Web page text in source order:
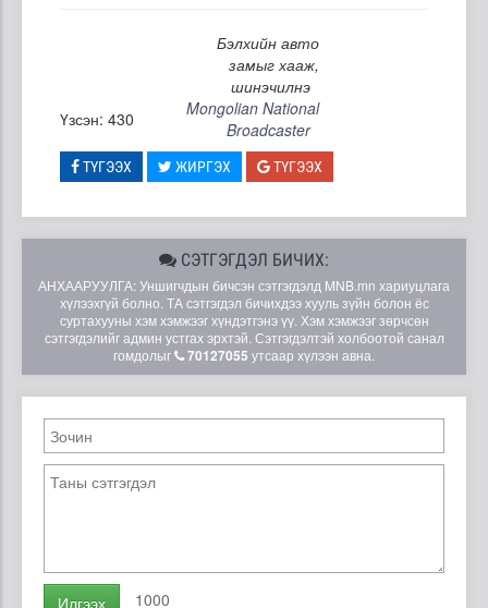
Бэлхийн авто
замыг хааж,
шинэчилнэ
Үзсэн: 430
Mongolian National
Broadcaster
ТҮГЭЭХ ЖИРГЭХ ТҮГЭЭХ
СЭТГЭГДЭЛ БИЧИХ:
АНХААРУУЛГА: Уншигчдын бичсэн сэтгэгдэлд MNB.mn хариуцлага
хүлээхгүй болно. ТА сэтгэгдэл бичихдээ хууль зүйн болон ёс
суртахууны хэм хэмжээг хүндэтгэнэ үү. Хэм хэмжээг зөрчсөн
сэтгэгдэлийг админ устгах эрхтэй. Сэтгэгдэлтэй холбоотой санал
гомдолыг
70127055 утсаар хүлээн авна.
Илгээх 1000